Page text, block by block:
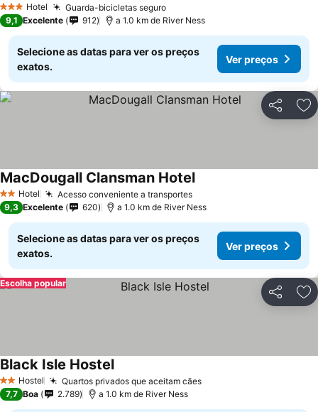
3 EstrelasHotel Guarda-bicicletas seguro
9,1 Excelente 912 a 1.0 km de River Ness
Selecione as datas para ver os preços
exatos.
Ver preços
Partilhar
2 Estrelas
Hotel Acesso conveniente a transportes
MacDougall Clansman Hotel
9,3 Excelente 620 a 1.0 km de River Ness
Selecione as datas para ver os preços
exatos.
Ver preços
Partilhar
Escolha popular
2 Estrelas
Hostel Quartos privados que aceitam cães
Black Isle Hostel
7,7 Boa 2.789 a 1.0 km de River Ness